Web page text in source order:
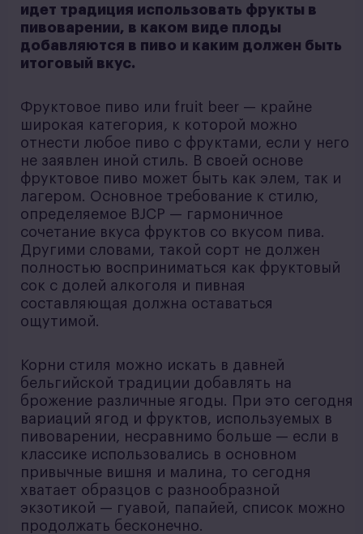
идет традиция использовать фрукты в
пивоварении, в каком виде плоды
добавляются в пиво и каким должен быть
итоговый вкус.
Фруктовое пиво или fruit beer — крайне
широкая категория, к которой можно
отнести любое пиво с фруктами, если у него
не заявлен иной стиль. В своей основе
фруктовое пиво может быть как элем, так и
лагером. Основное требование к стилю,
определяемое BJCP — гармоничное
сочетание вкуса фруктов со вкусом пива.
Другими словами, такой сорт не должен
полностью восприниматься как фруктовый
сок с долей алкоголя и пивная
составляющая должна оставаться
ощутимой.
Корни стиля можно искать в давней
бельгийской традиции добавлять на
брожение различные ягоды. При это сегодня
вариаций ягод и фруктов, используемых в
пивоварении, несравнимо больше — если в
классике использовались в основном
привычные вишня и малина, то сегодня
хватает образцов с разнообразной
экзотикой — гуавой, папайей, список можно
продолжать бесконечно.